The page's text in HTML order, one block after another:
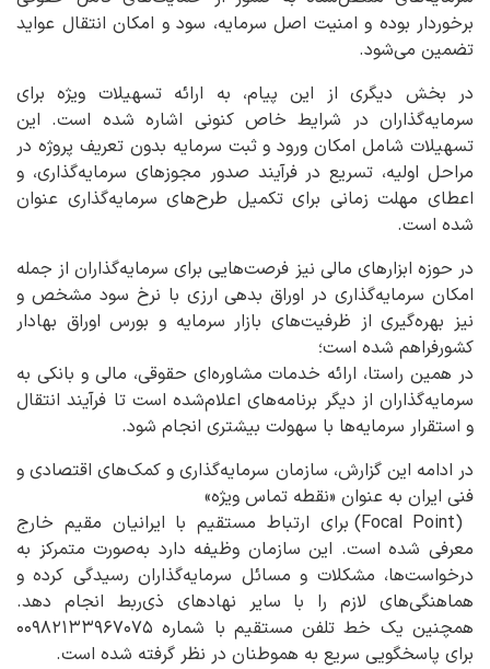
برخوردار بوده و امنیت اصل سرمایه، سود و امکان انتقال عواید
تضمین می‌شود.
در بخش دیگری از این پیام، به ارائه تسهیلات ویژه برای
سرمایه‌گذاران در شرایط خاص کنونی اشاره شده است. این
تسهیلات شامل امکان ورود و ثبت سرمایه بدون تعریف پروژه در
مراحل اولیه، تسریع در فرآیند صدور مجوزهای سرمایه‌گذاری، و
اعطای مهلت زمانی برای تکمیل طرح‌های سرمایه‌گذاری عنوان
شده است.
در حوزه ابزارهای مالی نیز فرصت‌هایی برای سرمایه‌گذاران از جمله
امکان سرمایه‌گذاری در اوراق بدهی ارزی با نرخ سود مشخص و
نیز بهره‌گیری از ظرفیت‌های بازار سرمایه و بورس اوراق بهادار
کشورفراهم شده است؛
در همین راستا، ارائه خدمات مشاوره‌ای حقوقی، مالی و بانکی به
سرمایه‌گذاران از دیگر برنامه‌های اعلام‌شده است تا فرآیند انتقال
و استقرار سرمایه‌ها با سهولت بیشتری انجام شود.
در ادامه این گزارش، سازمان سرمایه‌گذاری و کمک‌های اقتصادی و
فنی ایران به عنوان «نقطه تماس ویژه»
(Focal Point) برای ارتباط مستقیم با ایرانیان مقیم خارج
معرفی شده است. این سازمان وظیفه دارد به‌صورت متمرکز به
درخواست‌ها، مشکلات و مسائل سرمایه‌گذاران رسیدگی کرده و
هماهنگی‌های لازم را با سایر نهادهای ذی‌ربط انجام دهد.
همچنین یک خط تلفن مستقیم با شماره ۰۰۹۸۲۱۳۳۹۶۷۰۷۵
برای پاسخگویی سریع به هموطنان در نظر گرفته شده است.